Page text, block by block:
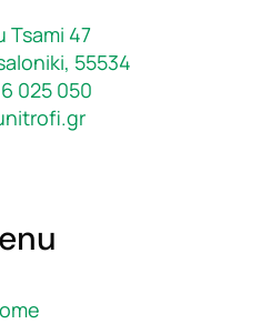
Tsami 47
55534
025 050